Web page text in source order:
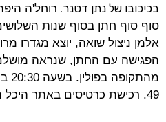
בכיכובו של נתן דטנר. רוחל'ה
סוף סוף חתן בסוף שנות
אלמן ניצול שואה, יוצא מגדרו
הפגישה עם החתן, שנראה
49. רכישת כרטיסים באתר היכל התרבות.